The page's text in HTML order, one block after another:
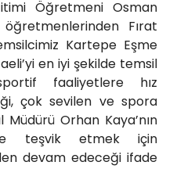
Öğretmeni Osman
öğretmenlerinden Fırat
Kartepe Eşme
en iyi şekilde temsil
faaliyetlere hız
çok sevilen ve spora
Orhan Kaya’nın
teşvik etmek için
devam edeceği ifade